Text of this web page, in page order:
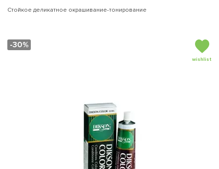
Стойкое деликатное окрашивание-тонирование
-30%
wishlist